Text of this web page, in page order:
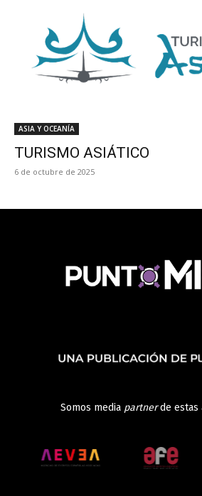
ASIA Y OCEANÍA
TURISMO ASIÁTICO
6 de octubre de 2025
Somos media partnerde estas